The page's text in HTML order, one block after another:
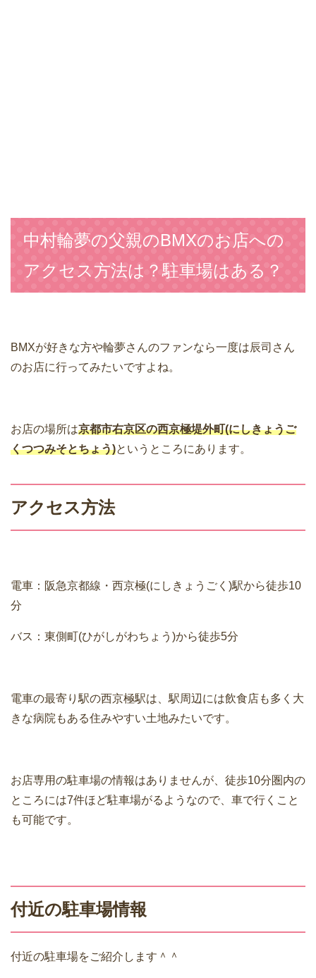
中村輪夢の父親のBMXのお店への
アクセス方法は？駐車場はある？
BMXが好きな方や輪夢さんのファンなら一度は辰司さん
のお店に行ってみたいですよね。
お店の場所は京都市右京区の西京極堤外町(にしきょうご
くつつみそとちょう)というところにあります。
アクセス方法
電車：阪急京都線・西京極(にしきょうごく)駅から徒歩10
分
バス：東側町(ひがしがわちょう)から徒歩5分
電車の最寄り駅の西京極駅は、駅周辺には飲食店も多く大
きな病院もある住みやすい土地みたいです。
お店専用の駐車場の情報はありませんが、徒歩10分圏内の
ところには7件ほど駐車場がるようなので、車で行くこと
も可能です。
付近の駐車場情報
付近の駐車場をご紹介します＾＾